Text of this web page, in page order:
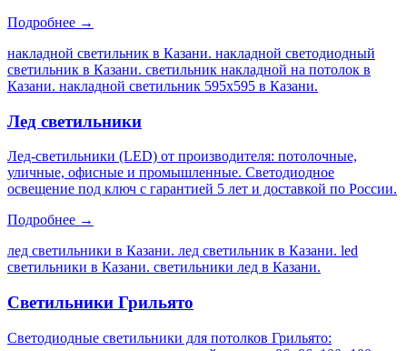
Подробнее →
накладной светильник в Казани. накладной светодиодный
светильник в Казани. светильник накладной на потолок в
Казани. накладной светильник 595х595 в Казани.
Лед светильники
Лед-светильники (LED) от производителя: потолочные,
уличные, офисные и промышленные. Светодиодное
освещение под ключ с гарантией 5 лет и доставкой по России.
Подробнее →
лед светильники в Казани. лед светильник в Казани. led
светильники в Казани. светильники лед в Казани.
Светильники Грильято
Светодиодные светильники для потолков Грильято: